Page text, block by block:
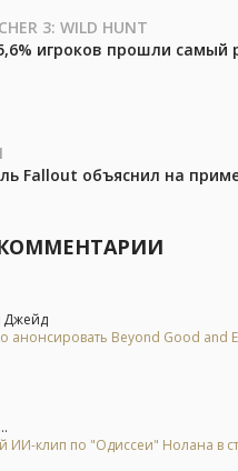
3: WILD HUNT
игроков прошли самый
Fallout объяснил на
Джейд
анонсировать Beyond Good and
ИИ-клип по "Одиссеи" Нолана в